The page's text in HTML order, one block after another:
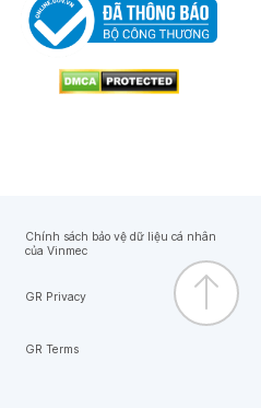
Chính sách bảo vệ dữ liệu cá nhân
của Vinmec
GR Privacy
GR Terms